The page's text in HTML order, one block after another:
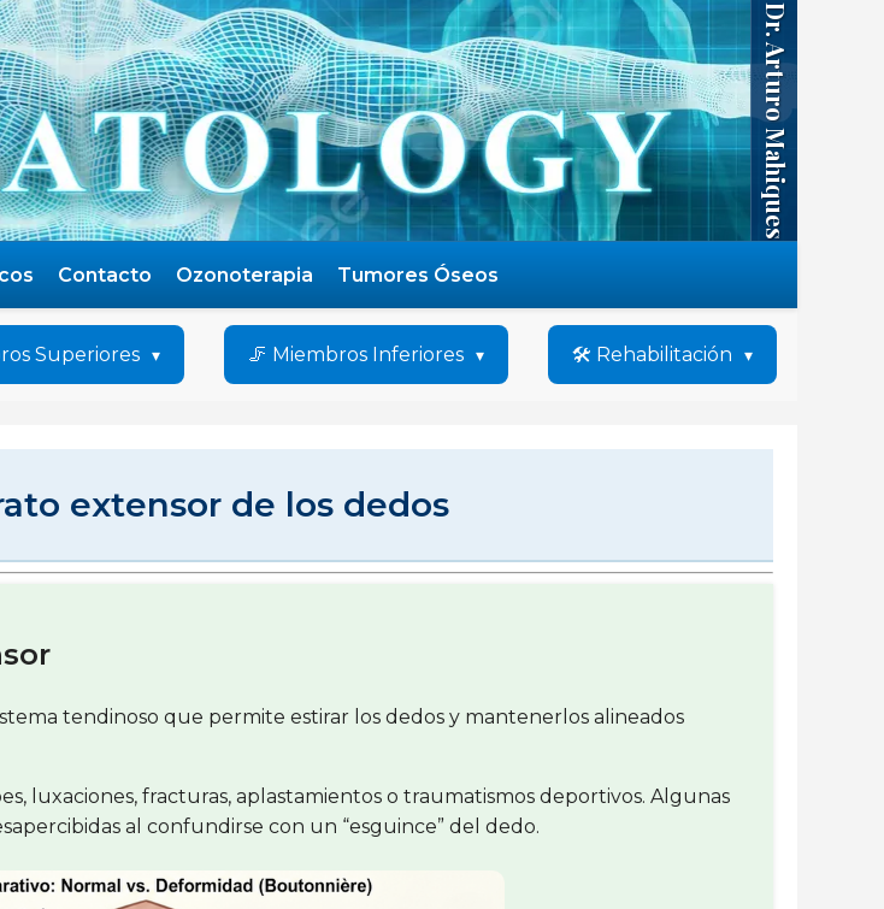
Dr. Arturo Mahiques
Contacto Ozonoterapia Tumores Óseos
Superiores 🦵 Miembros Inferiores 🛠️ Rehabilitación
extensor de los dedos
tendinoso que permite estirar los dedos y mantenerlos alineados
luxaciones, fracturas, aplastamientos o traumatismos deportivos. Algunas
al confundirse con un “esguince” del dedo.